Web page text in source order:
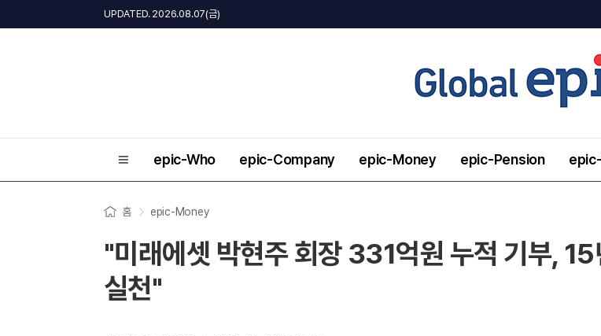
UPDATED. 2026.08.07(금)
epic-Who epic-Company epic-Money epic-Pension
홈 epic-Money
"미래에셋 박현주 회장 331억원 누적 기부,
실천"